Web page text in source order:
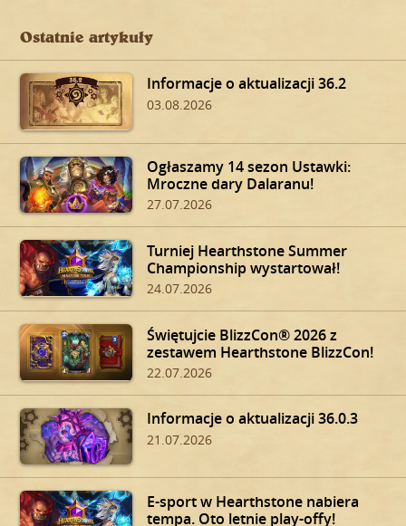
Ostatnie artykuły
Informacje o aktualizacji 36.2
03.08.2026
Ogłaszamy 14 sezon Ustawki:
Mroczne dary Dalaranu!
27.07.2026
Turniej Hearthstone Summer
Championship wystartował!
24.07.2026
Świętujcie BlizzCon® 2026 z
zestawem Hearthstone BlizzCon!
22.07.2026
Informacje o aktualizacji 36.0.3
21.07.2026
E-sport w Hearthstone nabiera
tempa. Oto letnie play-offy!